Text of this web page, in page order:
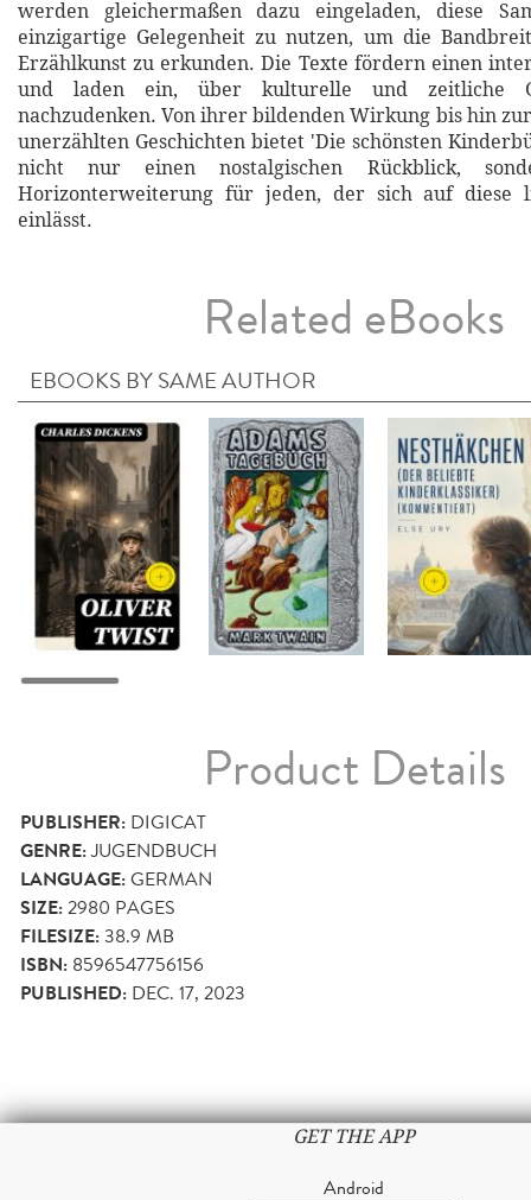
werden gleichermaßen dazu eingeladen, diese
einzigartige Gelegenheit zu nutzen, um die
Erzählkunst zu erkunden. Die Texte fördern einen
und laden ein, über kulturelle und zeitliche
nachzudenken. Von ihrer bildenden Wirkung bis hin
unerzählten Geschichten bietet 'Die schönsten
nicht nur einen nostalgischen Rückblick,
Horizonterweiterung für jeden, der sich auf diese
einlässt.
Related eBooks
EBOOKS BY SAME AUTHOR
Product Details
PUBLISHER: DIGICAT
GENRE:JUGENDBUCH
LANGUAGE:GERMAN
SIZE:2980 PAGES
FILESIZE:38.9 MB
ISBN: 8596547756156
PUBLISHED: DEC. 17, 2023
GET THE APP
Android